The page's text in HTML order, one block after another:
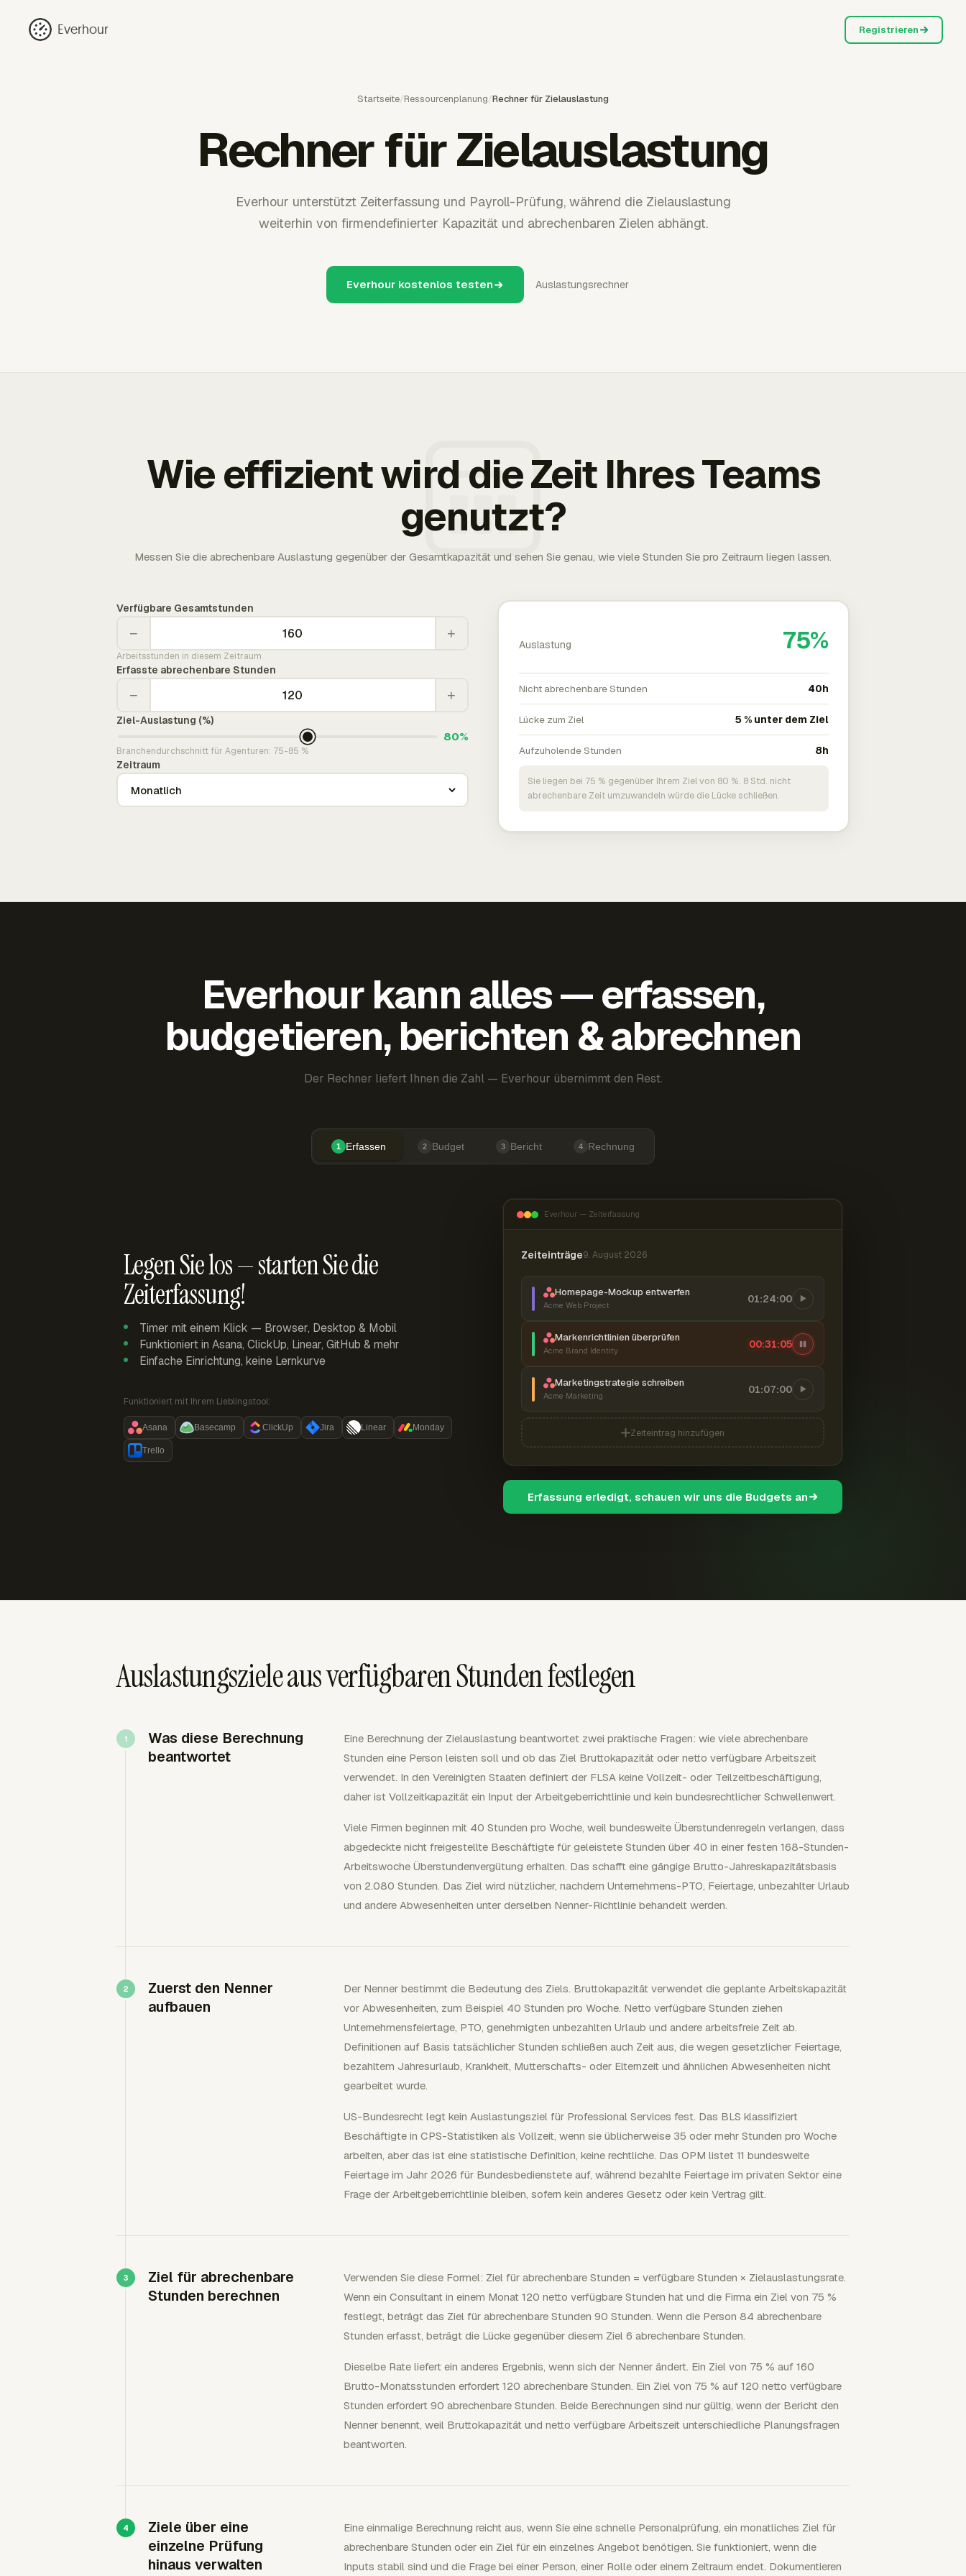
Everhour Registrieren
Startseite/Ressourcenplanung/Rechner für Zielauslastung
Rechner für Zielauslastung
Everhour unterstützt Zeiterfassung und Payroll-Prüfung, während die Zielauslastung
weiterhin von firmendefinierter Kapazität und abrechenbaren Zielen abhängt.
Everhour kostenlos testen Auslastungsrechner
Wie effizient wird die Zeit Ihres Teams
genutzt?
Messen Sie die abrechenbare Auslastung gegenüber der Gesamtkapazität und sehen Sie genau, wie viele Stunden Sie pro Zeitraum liegen lassen.
Verfügbare Gesamtstunden
− +
Arbeitsstunden in diesem Zeitraum
Erfasste abrechenbare Stunden
− +
Ziel-Auslastung (%)
80%
Branchendurchschnitt für Agenturen: 75-85 %
Zeitraum
Auslastung 75%
Nicht abrechenbare Stunden 40h
Lücke zum Ziel 5 % unter dem Ziel
Aufzuholende Stunden 8h
Sie liegen bei 75 % gegenüber Ihrem Ziel von 80 %. 8 Std. nicht
abrechenbare Zeit umzuwandeln würde die Lücke schließen.
Everhour kann alles — erfassen,
budgetieren, berichten & abrechnen
Der Rechner liefert Ihnen die Zahl — Everhour übernimmt den Rest.
1 Erfassen 2 Budget 3 Bericht 4 Rechnung
Legen Sie los — starten Sie die
Zeiterfassung!
Timer mit einem Klick — Browser, Desktop & Mobil
Funktioniert in Asana, ClickUp, Linear, GitHub & mehr
Einfache Einrichtung, keine Lernkurve
Funktioniert mit Ihrem Lieblingstool:
Asana Basecamp ClickUp Jira Linear Monday
Trello
Everhour — Zeiterfassung
Zeiteinträge9. August 2026
Homepage-Mockup entwerfen
Acme Web Project
01:24:00
Markenrichtlinien überprüfen
Acme Brand Identity
00:31:06
Marketingstrategie schreiben
Acme Marketing
01:07:00
Zeiteintrag hinzufügen
Erfassung erledigt, schauen wir uns die Budgets an
Auslastungsziele aus verfügbaren Stunden festlegen
Was diese Berechnung
beantwortet
Eine Berechnung der Zielauslastung beantwortet zwei praktische Fragen: wie viele abrechenbare
Stunden eine Person leisten soll und ob das Ziel Bruttokapazität oder netto verfügbare Arbeitszeit
verwendet. In den Vereinigten Staaten definiert der FLSA keine Vollzeit- oder Teilzeitbeschäftigung,
daher ist Vollzeitkapazität ein Input der Arbeitgeberrichtlinie und kein bundesrechtlicher Schwellenwert.
Viele Firmen beginnen mit 40 Stunden pro Woche, weil bundesweite Überstundenregeln verlangen, dass
abgedeckte nicht freigestellte Beschäftigte für geleistete Stunden über 40 in einer festen 168-Stunden-
Arbeitswoche Überstundenvergütung erhalten. Das schafft eine gängige Brutto-Jahreskapazitätsbasis
von 2.080 Stunden. Das Ziel wird nützlicher, nachdem Unternehmens-PTO, Feiertage, unbezahlter Urlaub
und andere Abwesenheiten unter derselben Nenner-Richtlinie behandelt werden.
Zuerst den Nenner
aufbauen
Der Nenner bestimmt die Bedeutung des Ziels. Bruttokapazität verwendet die geplante Arbeitskapazität
vor Abwesenheiten, zum Beispiel 40 Stunden pro Woche. Netto verfügbare Stunden ziehen
Unternehmensfeiertage, PTO, genehmigten unbezahlten Urlaub und andere arbeitsfreie Zeit ab.
Definitionen auf Basis tatsächlicher Stunden schließen auch Zeit aus, die wegen gesetzlicher Feiertage,
bezahltem Jahresurlaub, Krankheit, Mutterschafts- oder Elternzeit und ähnlichen Abwesenheiten nicht
gearbeitet wurde.
US-Bundesrecht legt kein Auslastungsziel für Professional Services fest. Das BLS klassifiziert
Beschäftigte in CPS-Statistiken als Vollzeit, wenn sie üblicherweise 35 oder mehr Stunden pro Woche
arbeiten, aber das ist eine statistische Definition, keine rechtliche. Das OPM listet 11 bundesweite
Feiertage im Jahr 2026 für Bundesbedienstete auf, während bezahlte Feiertage im privaten Sektor eine
Frage der Arbeitgeberrichtlinie bleiben, sofern kein anderes Gesetz oder kein Vertrag gilt.
Ziel für abrechenbare
Stunden berechnen
Verwenden Sie diese Formel: Ziel für abrechenbare Stunden = verfügbare Stunden × Zielauslastungsrate.
Wenn ein Consultant in einem Monat 120 netto verfügbare Stunden hat und die Firma ein Ziel von 75 %
festlegt, beträgt das Ziel für abrechenbare Stunden 90 Stunden. Wenn die Person 84 abrechenbare
Stunden erfasst, beträgt die Lücke gegenüber diesem Ziel 6 abrechenbare Stunden.
Dieselbe Rate liefert ein anderes Ergebnis, wenn sich der Nenner ändert. Ein Ziel von 75 % auf 160
Brutto-Monatsstunden erfordert 120 abrechenbare Stunden. Ein Ziel von 75 % auf 120 netto verfügbare
Stunden erfordert 90 abrechenbare Stunden. Beide Berechnungen sind nur gültig, wenn der Bericht den
Nenner benennt, weil Bruttokapazität und netto verfügbare Arbeitszeit unterschiedliche Planungsfragen
beantworten.
Ziele über eine
einzelne Prüfung
hinaus verwalten
Eine einmalige Berechnung reicht aus, wenn Sie eine schnelle Personalprüfung, ein monatliches Ziel für
abrechenbare Stunden oder ein Ziel für ein einzelnes Angebot benötigen. Sie funktioniert, wenn die
Inputs stabil sind und die Frage bei einer Person, einer Rolle oder einem Zeitraum endet. Dokumentieren